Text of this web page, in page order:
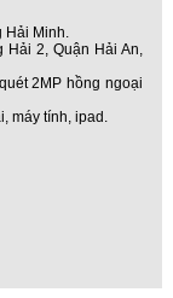
Hải Minh.
Hải 2, Quận Hải An,
2MP hồng ngoại
máy tính, ipad.